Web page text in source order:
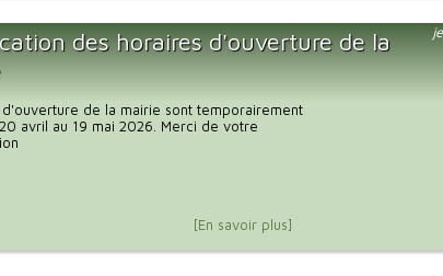
des horaires d'ouverture de la
d'ouverture de la mairie sont temporairement
avril au 19 mai 2026. Merci de votre
[En savoir plus]